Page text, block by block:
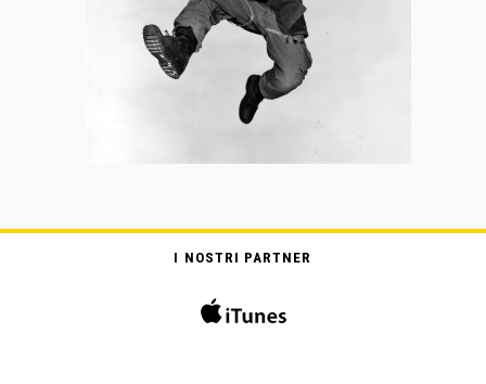
I NOSTRI PARTNER